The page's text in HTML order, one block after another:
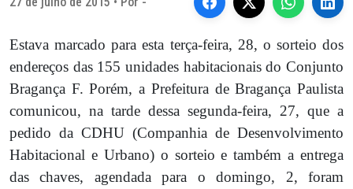
Estava marcado para esta terça-feira, 28, o sorteio dos
endereços das 155 unidades habitacionais do Conjunto
Bragança F. Porém, a Prefeitura de Bragança Paulista
comunicou, na tarde dessa segunda-feira, 27, que a
pedido da CDHU (Companhia de Desenvolvimento
Habitacional e Urbano) o sorteio e também a entrega
das chaves, agendada para o domingo, 2, foram